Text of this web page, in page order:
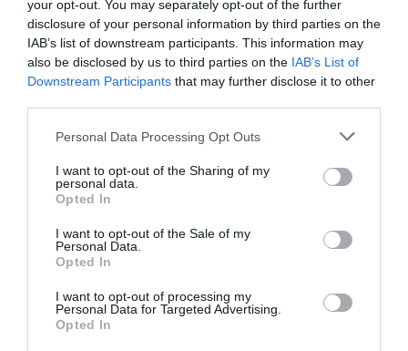
your opt-out. You may separately opt-out of the further
disclosure of your personal information by third parties on the
IAB’s list of downstream participants. This information may
also be disclosed by us to third parties on the IAB’s List of
Downstream Participants that may further disclose it to other
Personal Data Processing Opt Outs
I want to opt-out of the Sharing of my
personal data.
Opted In
I want to opt-out of the Sale of my
Personal Data.
Opted In
I want to opt-out of processing my
Personal Data for Targeted Advertising.
Opted In
różnych potraw kuchni malediwskiej i
międzynarodowej. Pamiętaj, żeby odwiedzić
również małe kawiarnie, w których lokalni
mieszkańcy serwują pyszne przekąski.
Czego unikać?
pewnych zasadach. Unikaj noszenia kostiumów
kąpielowych w miejscach, które nie są plażami, jak
np. sklepy czy restauracje. Zachowuj również
szacunek do kultury lokalnej, zwłaszcza podczas
Bezpieczeństwo na wyspie
Rasdhoo jest uważana za bezpieczną wyspę dla